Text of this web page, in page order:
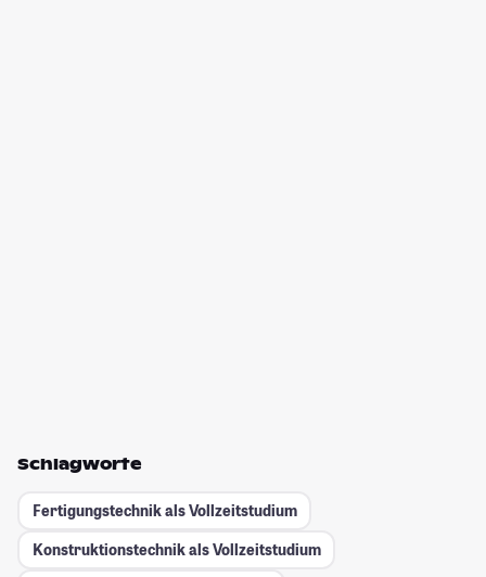
Schlagworte
Fertigungstechnik als Vollzeitstudium
Konstruktionstechnik als Vollzeitstudium